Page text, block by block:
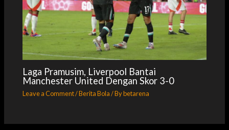
Laga Pramusim, Liverpool Bantai
Manchester United Dengan Skor 3-0
Leave a Comment/Berita Bola/ Bybetarena